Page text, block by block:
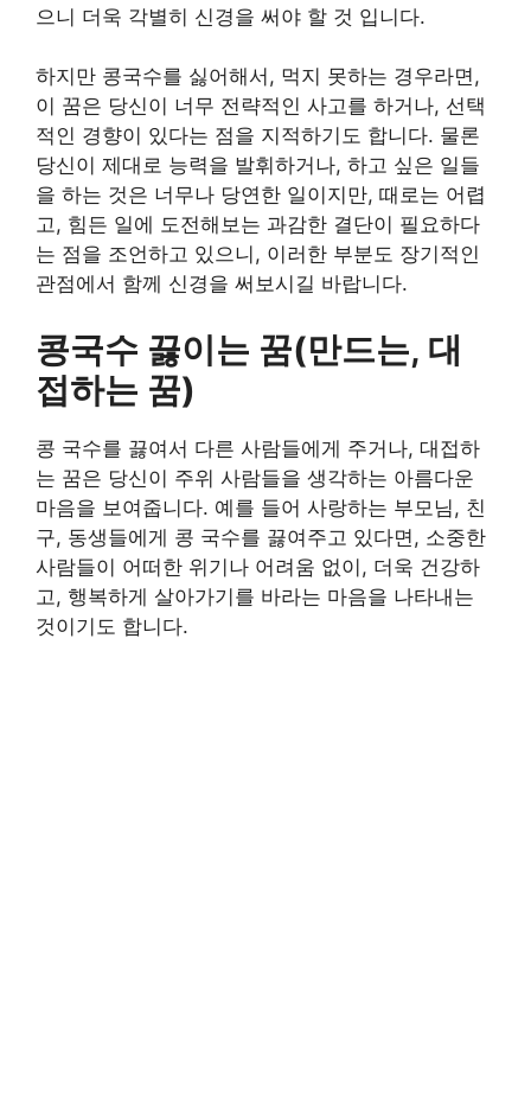
으니 더욱 각별히 신경을 써야 할 것 입니다.
하지만 콩국수를 싫어해서, 먹지 못하는 경우라면,
이 꿈은 당신이 너무 전략적인 사고를 하거나, 선택
적인 경향이 있다는 점을 지적하기도 합니다. 물론
당신이 제대로 능력을 발휘하거나, 하고 싶은 일들
을 하는 것은 너무나 당연한 일이지만, 때로는 어렵
고, 힘든 일에 도전해보는 과감한 결단이 필요하다
는 점을 조언하고 있으니, 이러한 부분도 장기적인
관점에서 함께 신경을 써보시길 바랍니다.
콩국수 끓이는 꿈(만드는, 대
접하는 꿈)
콩 국수를 끓여서 다른 사람들에게 주거나, 대접하
는 꿈은 당신이 주위 사람들을 생각하는 아름다운
마음을 보여줍니다. 예를 들어 사랑하는 부모님, 친
구, 동생들에게 콩 국수를 끓여주고 있다면, 소중한
사람들이 어떠한 위기나 어려움 없이, 더욱 건강하
고, 행복하게 살아가기를 바라는 마음을 나타내는
것이기도 합니다.